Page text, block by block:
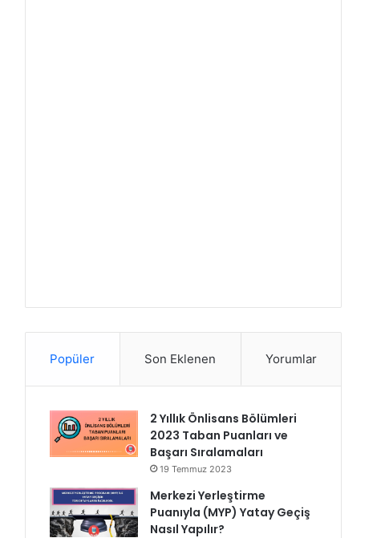
Popüler Son Eklenen Yorumlar
2 Yıllık Önlisans Bölümleri
2023 Taban Puanları ve
Başarı Sıralamaları
19 Temmuz 2023
Merkezi Yerleştirme
Puanıyla (MYP) Yatay Geçiş
Nasıl Yapılır?